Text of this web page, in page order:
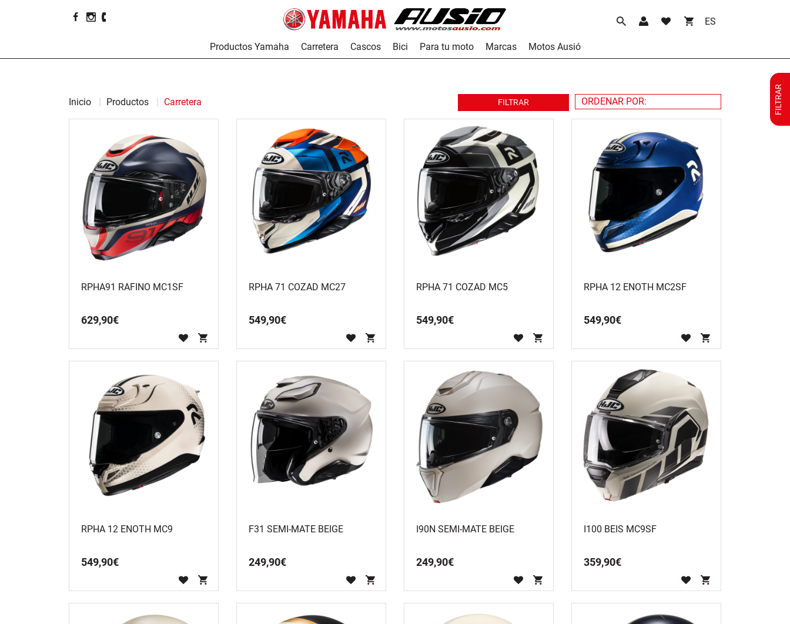
Idioma
Productos Yamaha Carretera Cascos Bici Para tu moto Marcas Motos Ausió
Inicio Productos Carretera FILTRAR FILTRAR
RPHA91 RAFINO MC1SF
629,90€
RPHA 71 COZAD MC27
549,90€
RPHA 71 COZAD MC5
549,90€
RPHA 12 ENOTH MC2SF
549,90€
RPHA 12 ENOTH MC9
549,90€
F31 SEMI-MATE BEIGE
249,90€
I90N SEMI-MATE BEIGE
249,90€
I100 BEIS MC9SF
359,90€